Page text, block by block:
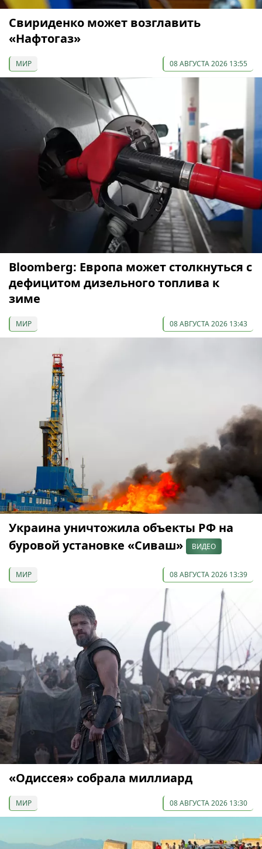
Свириденко может возглавить
«Нафтогаз»
МИР 08 АВГУСТА 2026 13:55
Bloomberg: Европа может столкнуться с
дефицитом дизельного топлива к
зиме
МИР 08 АВГУСТА 2026 13:43
Украина уничтожила объекты РФ на
буровой установке «Сиваш»
ВИДЕО
МИР 08 АВГУСТА 2026 13:39
«Одиссея» собрала миллиард
МИР 08 АВГУСТА 2026 13:30